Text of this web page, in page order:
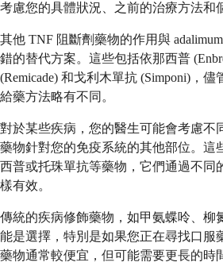
考慮您的具體狀況、之前的治療方法和
其他 TNF 阻斷劑藥物的作用與
錯的替代方案。這些包括依那西普
(Remicade) 和戈利木單抗 (Simponi)，
給藥方法略有不同。
對於某些疾病，您的醫生可能會考慮不
藥物針對您的免疫系統的其他部位。這
西普或托珠單抗等藥物，它們通過不同
樣有效。
傳統的疾病修飾藥物，如甲氨蝶呤、柳
能是選擇，特別是如果您正在尋找口服
藥物通常較便宜，但可能需要更長的時